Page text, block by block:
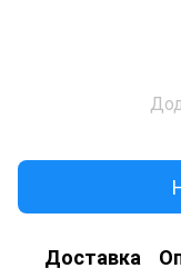
Доставка